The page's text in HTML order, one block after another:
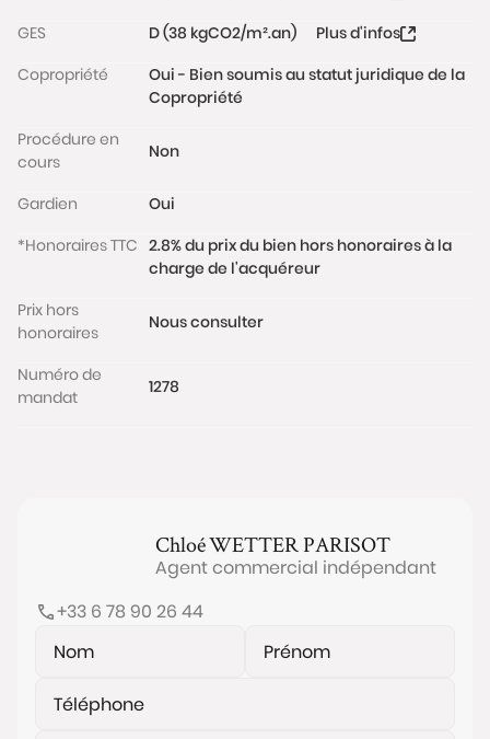
Mars, square Cambronne, square Saint-Lambert,
esplanade Jacques Chaban-Delmas)
Charges mensuelles : 211€/mois (appartement,
parking, gardien, ascenseurs, chauffage CPCU,
Les informations sur les risques auxquels ce bien est
exposé sont disponibles sur le site
www.georisques.gouv.fr
GES
D (38 kgCO2/m².an)
Plus d'infos
Copropriété
Oui - Bien soumis au statut juridique de la
Copropriété
Procédure en
cours
Non
Gardien
Oui
*Honoraires TTC 2.8% du prix du bien hors honoraires à la
charge de l'acquéreur
Prix hors
honoraires
Nous consulter
Numéro de
mandat
1278
ChloéWETTER PARISOT
Agent commercial indépendant
+33 6 78 90 26 44